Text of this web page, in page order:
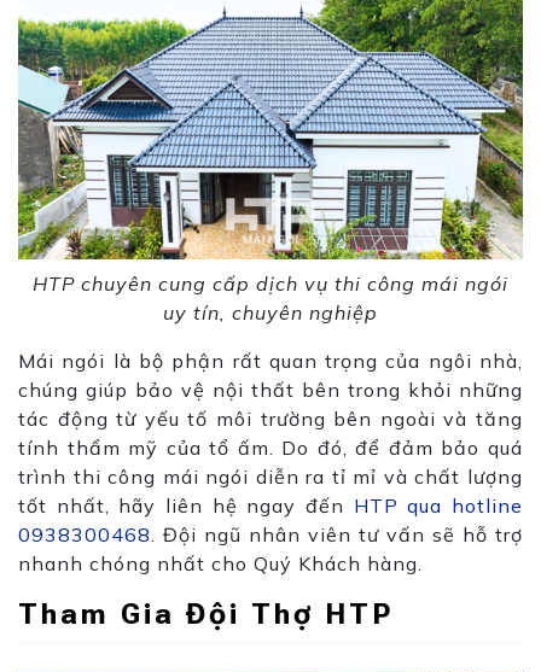
HTP chuyên cung cấp dịch vụ thi công mái ngói
uy tín, chuyên nghiệp
Mái ngói là bộ phận rất quan trọng của ngôi nhà,
chúng giúp bảo vệ nội thất bên trong khỏi những
tác động từ yếu tố môi trường bên ngoài và tăng
tính thẩm mỹ của tổ ấm. Do đó, để đảm bảo quá
trình thi công mái ngói diễn ra tỉ mỉ và chất lượng
tốt nhất, hãy liên hệ ngay đến HTP qua hotline
0938300468. Đội ngũ nhân viên tư vấn sẽ hỗ trợ
nhanh chóng nhất cho Quý Khách hàng.
Tham Gia Đội Thợ HTP